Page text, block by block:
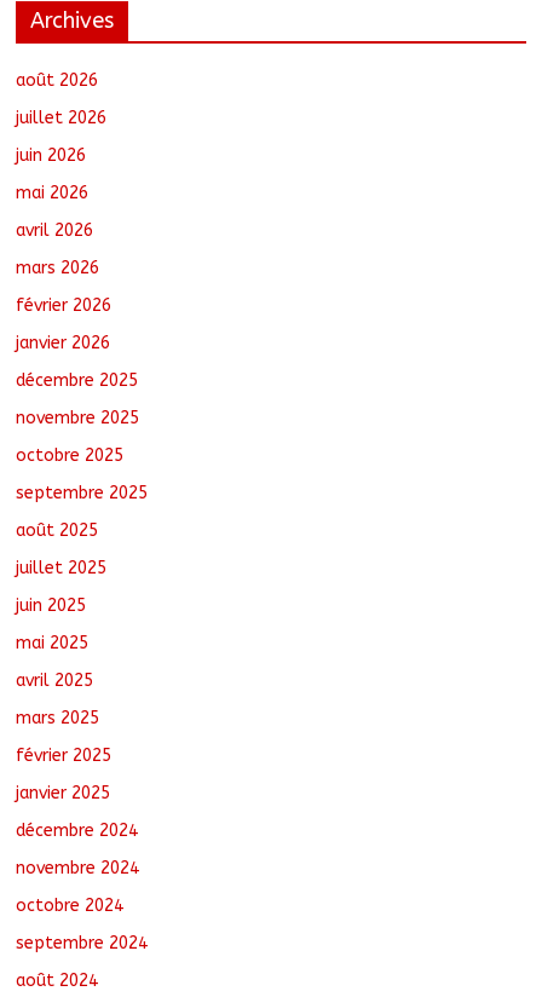
nouvelles instances locales à Sarh
Archives
août 2026
juillet 2026
juin 2026
mai 2026
avril 2026
mars 2026
février 2026
janvier 2026
décembre 2025
novembre 2025
octobre 2025
septembre 2025
août 2025
juillet 2025
juin 2025
mai 2025
avril 2025
mars 2025
février 2025
janvier 2025
décembre 2024
novembre 2024
octobre 2024
septembre 2024
août 2024